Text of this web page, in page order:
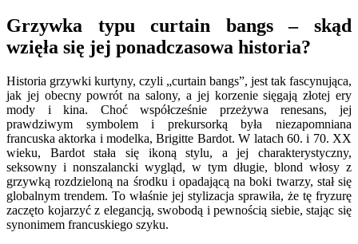
Grzywka typu curtain bangs – skąd
wzięła się jej ponadczasowa historia?
Historia grzywki kurtyny, czyli „curtain bangs”, jest tak fascynująca,
jak jej obecny powrót na salony, a jej korzenie sięgają złotej ery
mody i kina. Choć współcześnie przeżywa renesans, jej
prawdziwym symbolem i prekursorką była niezapomniana
francuska aktorka i modelka, Brigitte Bardot. W latach 60. i 70. XX
wieku, Bardot stała się ikoną stylu, a jej charakterystyczny,
seksowny i nonszalancki wygląd, w tym długie, blond włosy z
grzywką rozdzieloną na środku i opadającą na boki twarzy, stał się
globalnym trendem. To właśnie jej stylizacja sprawiła, że tę fryzurę
zaczęto kojarzyć z elegancją, swobodą i pewnością siebie, stając się
synonimem francuskiego szyku.